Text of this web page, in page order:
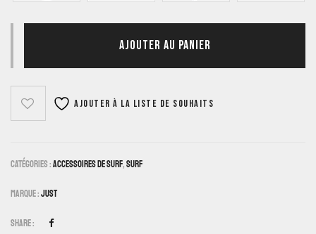
AJOUTER AU PANIER
Ajouter à la liste de souhaits
Catégories :Accessoires De Surf,Surf
Marque :Just
Share :